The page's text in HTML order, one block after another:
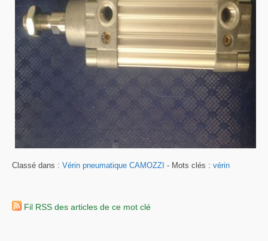
Classé dans : Vérin pneumatique CAMOZZI - Mots clés : vérin
Fil RSS des articles de ce mot clé